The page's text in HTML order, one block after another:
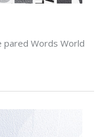
pared Words World